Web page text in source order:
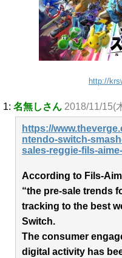
http://
1: 名無しさん 2018/11/15(
https://
ntendo-switch-
sales-reggie-fils-
According to Fils-
“the pre-sale trends
tracking to the best
Switch.
The consumer
digital activity has